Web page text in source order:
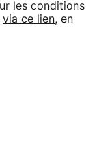
les conditions
via ce lien, en